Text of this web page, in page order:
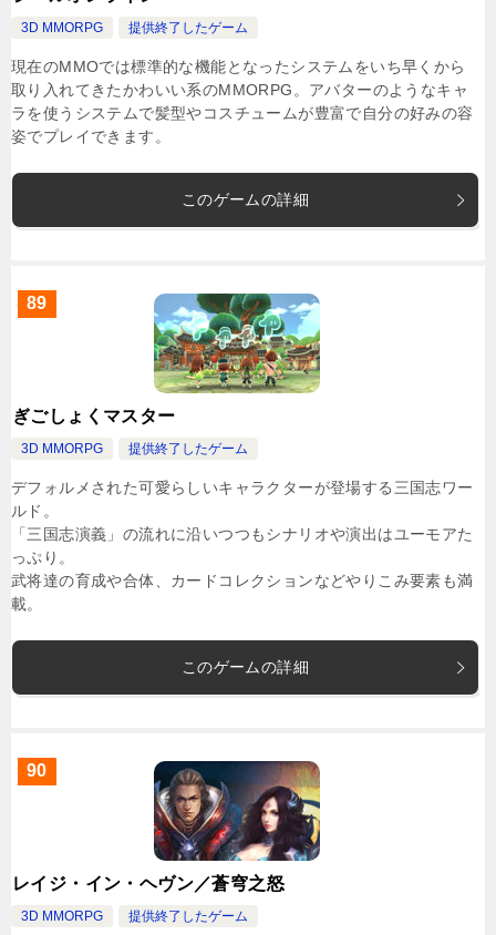
3D MMORPG 提供終了したゲーム
現在のMMOでは標準的な機能となったシステムをいち早くから
取り入れてきたかわいい系のMMORPG。アバターのようなキャ
ラを使うシステムで髪型やコスチュームが豊富で自分の好みの容
姿でプレイできます。
このゲームの詳細
89
ぎごしょくマスター
3D MMORPG 提供終了したゲーム
デフォルメされた可愛らしいキャラクターが登場する三国志ワー
ルド。
「三国志演義」の流れに沿いつつもシナリオや演出はユーモアた
っぷり。
武将達の育成や合体、カードコレクションなどやりこみ要素も満
載。
このゲームの詳細
90
レイジ・イン・ヘヴン／蒼穹之怒
3D MMORPG 提供終了したゲーム